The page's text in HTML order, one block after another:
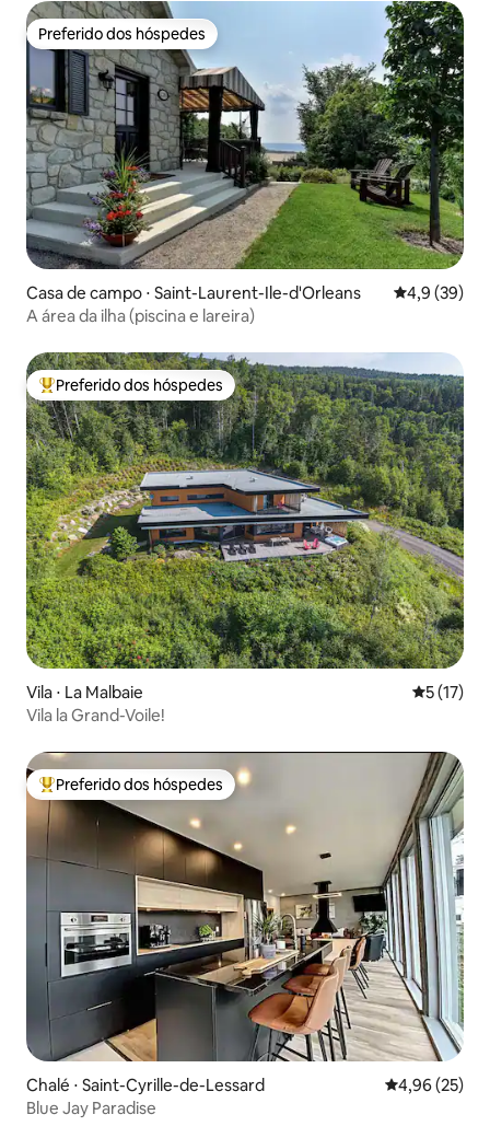
Preferido dos hóspedes
Preferido dos hóspedes
Casa de campo ⋅ Saint-Laurent-Ile-d'Orleans 4,9 de uma
4,9 (39)
A área da ilha (piscina e lareira)
Entre os melhores preferidos dos hóspedes
Preferido dos hóspedes
Vila ⋅ La Malbaie 5 de uma
5 (17)
Vila la Grand-Voile!
Entre os melhores preferidos dos hóspedes
Preferido dos hóspedes
Chalé ⋅ Saint-Cyrille-de-Lessard 4,96 de uma
4,96 (25)
Blue Jay Paradise